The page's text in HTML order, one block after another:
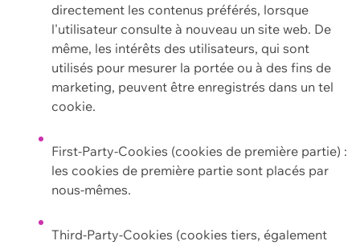
directement les contenus préférés, lorsque
l'utilisateur consulte à nouveau un site web. De
même, les intérêts des utilisateurs, qui sont
utilisés pour mesurer la portée ou à des fins de
marketing, peuvent être enregistrés dans un tel
cookie.
First-Party-Cookies (cookies de première partie) :
les cookies de première partie sont placés par
nous-mêmes.
Third-Party-Cookies (cookies tiers, également